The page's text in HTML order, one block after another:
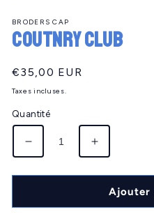
média
1
dans
modale
BRODERS CAP
COUTNRY CLUB
Prix
habituel
€35,00 EUR
Taxes incluses.
Quantité
Réduire
la
quantité
COUTNRY
Augmenter
la
quantité
Ajouter